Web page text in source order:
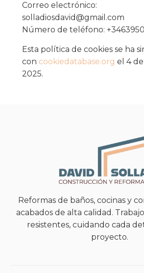
Correo electrónico:
solladiosdavid@gmail.com
Número de teléfono:
Esta política de cookies se ha
con cookiedatabase.org el 4
2025.
Reformas de baños, cocinas y
acabados de alta calidad.
resistentes, cuidando cada
proyecto.